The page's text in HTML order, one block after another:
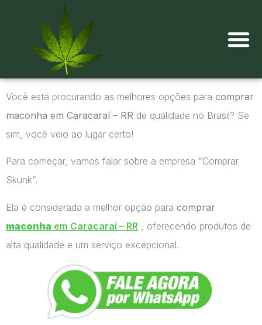
Você está procurando as melhores opções para comprar
maconha em Caracaraí – RR de qualidade no Brasil? Se
sim, você veio ao lugar certo!
Para começar, vamos falar sobre a empresa “Comprar
Skunk”.
Ela é considerada a melhor opção para comprar
maconha em Caracaraí – RR , oferecendo produtos de
alta qualidade e um serviço excepcional.